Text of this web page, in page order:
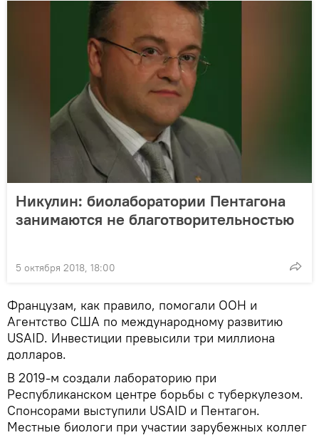
Никулин: биолаборатории Пентагона
занимаются не благотворительностью
5 октября 2018, 18:00
Французам, как правило, помогали ООН и
Агентство США по международному развитию
USAID. Инвестиции превысили три миллиона
долларов.
В 2019-м создали лабораторию при
Республиканском центре борьбы с туберкулезом.
Спонсорами выступили USAID и Пентагон.
Местные биологи при участии зарубежных коллег